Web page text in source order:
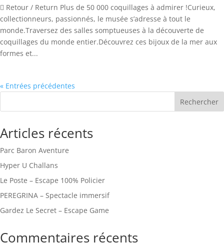
 Retour / Return Plus de 50 000 coquillages à admirer !Curieux,
collectionneurs, passionnés, le musée s’adresse à tout le
monde.Traversez des salles somptueuses à la découverte de
coquillages du monde entier.Découvrez ces bijoux de la mer aux
formes et...
« Entrées précédentes
Rechercher
Articles récents
Parc Baron Aventure
Hyper U Challans
Le Poste – Escape 100% Policier
PEREGRINA – Spectacle immersif
Gardez Le Secret – Escape Game
Commentaires récents